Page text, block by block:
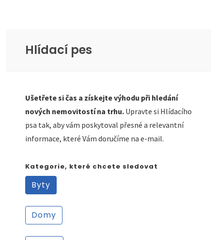
Hlídací pes
Ušetřete si čas a získejte výhodu při hledání
nových nemovitostí na trhu. Upravte si Hlídacího
psa tak, aby vám poskytoval přesné a relevantní
informace, které Vám doručíme na e-mail.
Kategorie, které chcete sledovat
Byty
Domy